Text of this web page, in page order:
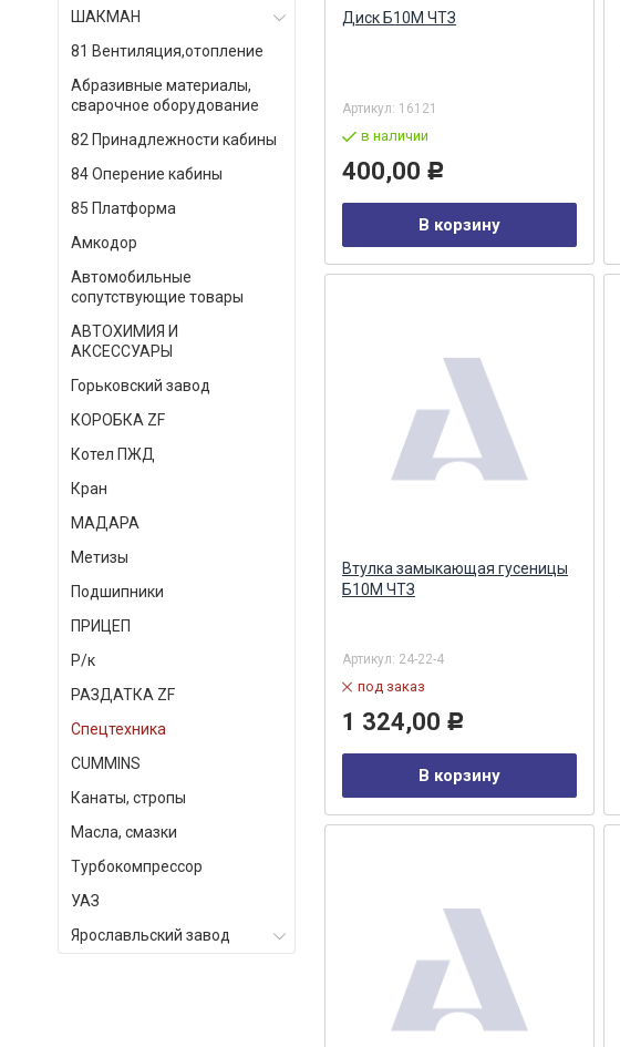
ШАКМАН
81 Вентиляция,отопление
Абразивные материалы,
сварочное оборудование
82 Принадлежности кабины
84 Оперение кабины
85 Платформа
Амкодор
Автомобильные
сопутствующие товары
АВТОХИМИЯ И
АКСЕССУАРЫ
Горьковский завод
КОРОБКА ZF
Котел ПЖД
Кран
МАДАРА
Метизы
Подшипники
ПРИЦЕП
Р/к
РАЗДАТКА ZF
Спецтехника
СUMMINS
Канаты, стропы
Масла, смазки
Турбокомпрессор
УАЗ
Ярославльский завод
Диск Б10М ЧТЗ
Артикул: 16121
в наличии
400,00 Р
В корзину
Втулка замыкающая гусеницы
Б10М ЧТЗ
Артикул: 24-22-4
под заказ
1 324,00 Р
В корзину